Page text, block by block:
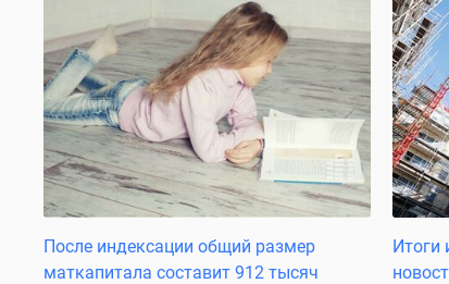
Коттеджные
поселки
водоема
Коттеджные
ипотеку
Бизнес-
Коттеджи
Траншевая
После индексации общий размер
маткапитала составит 912 тысяч
Итоги